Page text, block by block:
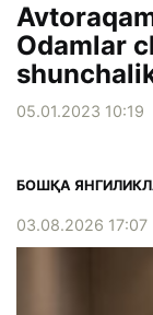
Odamlar
05.01.2023 10:19
БОШҚА
03.08.2026 17:07